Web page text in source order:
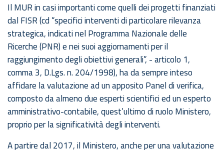
Il MUR in casi importanti come quelli dei progetti finanziati
dal FISR (cd “specifici interventi di particolare rilevanza
strategica, indicati nel Programma Nazionale delle
Ricerche (PNR) e nei suoi aggiornamenti per il
raggiungimento degli obiettivi generali”, - articolo 1,
comma 3, D.Lgs. n. 204/1998), ha da sempre inteso
affidare la valutazione ad un apposito Panel di verifica,
composto da almeno due esperti scientifici ed un esperto
amministrativo-contabile, quest’ultimo di ruolo Ministero,
proprio per la significatività degli interventi.
A partire dal 2017, il Ministero, anche per una valutazione